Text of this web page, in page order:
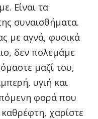
Είναι τα
συναισθήματα.
με αγνά, φυσικά
δεν πολεμάμε
μαζί του,
υγιή και
φορά που
χαρίστε